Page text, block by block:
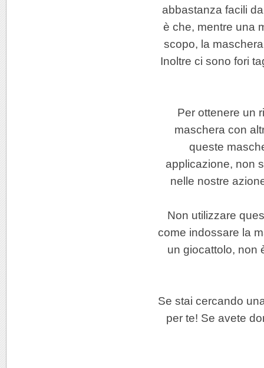
abbastanza facili
è che, mentre una
scopo, la
Inoltre ci sono fori
Per ottenere un
maschera con
queste
applicazione, non
nelle nostre
Non utilizzare
come indossare la
un giocattolo, non
Se stai cercando
per te! Se avete